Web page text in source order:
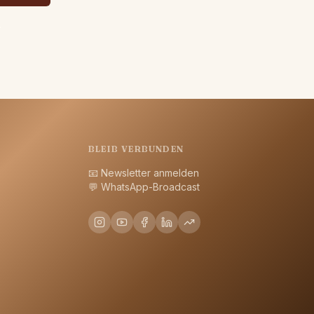
BLEIB VERBUNDEN
📧 Newsletter anmelden
💬 WhatsApp-Broadcast